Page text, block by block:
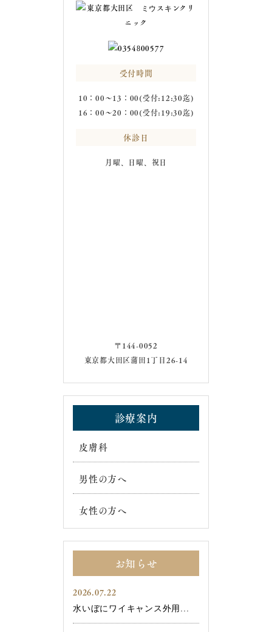
受付時間
10：00～13：00(受付:12:30迄)
16：00～20：00(受付:19:30迄)
休診日
月曜、日曜、祝日
〒144-0052
東京都大田区蒲田1丁目26-14
診療案内
皮膚科
男性の方へ
女性の方へ
お知らせ
2026.07.22
水いぼにワイキャンス外用...